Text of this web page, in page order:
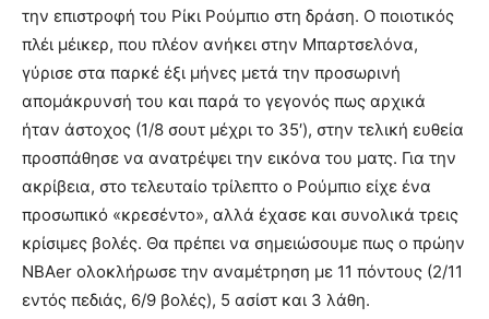
την επιστροφή του Ρίκι Ρούμπιο στη δράση. Ο ποιοτικός
πλέι μέικερ, που πλέον ανήκει στην Μπαρτσελόνα,
γύρισε στα παρκέ έξι μήνες μετά την προσωρινή
απομάκρυνσή του και παρά το γεγονός πως αρχικά
ήταν άστοχος (1/8 σουτ μέχρι το 35′), στην τελική ευθεία
προσπάθησε να ανατρέψει την εικόνα του ματς. Για την
ακρίβεια, στο τελευταίο τρίλεπτο ο Ρούμπιο είχε ένα
προσωπικό «κρεσέντο», αλλά έχασε και συνολικά τρεις
κρίσιμες βολές. Θα πρέπει να σημειώσουμε πως ο πρώην
ΝΒΑer ολοκλήρωσε την αναμέτρηση με 11 πόντους (2/11
εντός πεδιάς, 6/9 βολές), 5 ασίστ και 3 λάθη.